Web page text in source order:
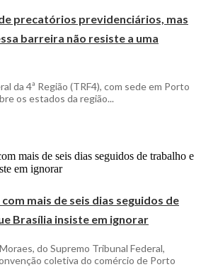
precatórios previdenciários, mas
barreira não resiste a uma
da 4ª Região (TRF4), com sede em Porto
os estados da região...
mais de seis dias seguidos de
Brasília insiste em ignorar
do Supremo Tribunal Federal,
coletiva do comércio de Porto